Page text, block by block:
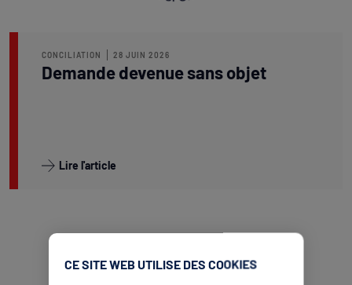
Demande devenue sans objet
CONCILIATION 28 JUIN 2026
Lire l'article
CE SITE WEB UTILISE DES COOKIES